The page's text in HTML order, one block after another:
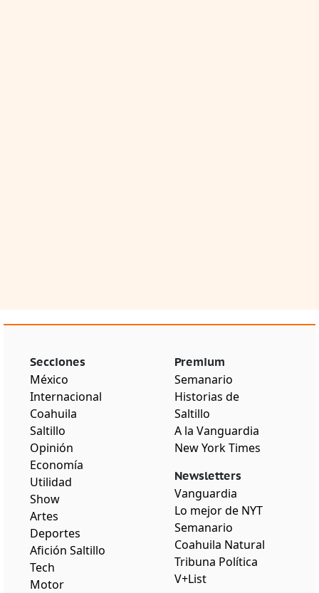
Secciones
México
Internacional
Coahuila
Saltillo
Opinión
Economía
Utilidad
Show
Artes
Deportes
Afición Saltillo
Tech
Motor
Premium
Semanario
Historias de
Saltillo
A la Vanguardia
New York Times
Newsletters
Vanguardia
Lo mejor de NYT
Semanario
Coahuila Natural
Tribuna Política
V+List